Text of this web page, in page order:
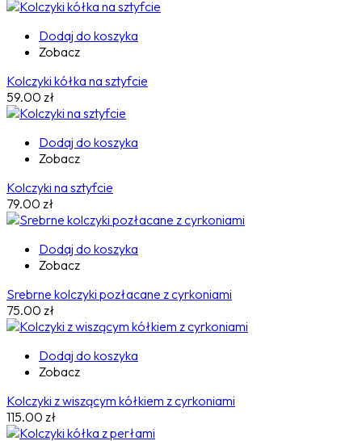
Dodaj do koszyka
Zobacz
Kolczyki kółka na sztyfcie
59.00 zł
Dodaj do koszyka
Zobacz
Kolczyki na sztyfcie
79.00 zł
Dodaj do koszyka
Zobacz
Srebrne kolczyki pozłacane z cyrkoniami
75.00 zł
Dodaj do koszyka
Zobacz
Kolczyki z wiszącym kółkiem z cyrkoniami
115.00 zł